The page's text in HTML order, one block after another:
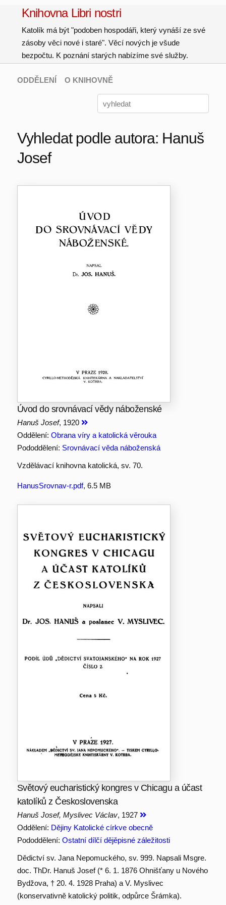
Knihovna Libri nostri
Katolík má být "podoben hospodáři, který vynáší ze své
zásoby věci nové i staré". Věcí nových je všude
bezpočtu. K poznání starých nabízíme své služby.
ODDĚLENÍ O KNIHOVNĚ
Vyhledat podle autora: Hanuš
Josef
Úvod do srovnávací vědy náboženské
Hanuš Josef, 1920
Oddělení: Obrana víry a katolická věrouka
Pododdělení: Srovnávací věda náboženská
Vzdělávací knihovna katolická, sv. 70.
HanusSrovnav-r.pdf, 6.5 MB
Světový eucharistický kongres v Chicagu a účast
katolíků z Československa
Hanuš Josef, Myslivec Václav, 1927
Oddělení: Dějiny Katolické církve obecně
Pododdělení: Ostatní dílčí dějěpisné záležitosti
Dědictví sv. Jana Nepomuckého, sv. 999. Napsali Msgre.
doc. ThDr. Hanuš Josef (* 6. 1. 1876 Ohnišťany u Nového
Bydžova, † 20. 4. 1928 Praha) a V. Myslivec
(konservativně katolický politik, odpůrce Šrámka).